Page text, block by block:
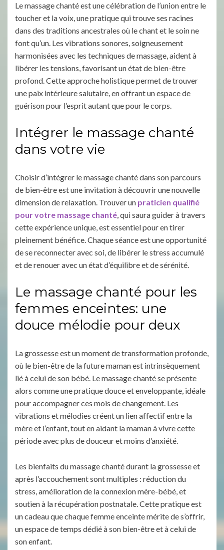
Le massage chanté est une célébration de l’union entre le
toucher et la voix, une pratique qui trouve ses racines
dans des traditions ancestrales où le chant et le soin ne
font qu’un. Les vibrations sonores, soigneusement
harmonisées avec les techniques de massage, aident à
libérer les tensions, favorisant un état de bien-être
profond. Cette approche holistique permet de trouver
une paix intérieure salutaire, en offrant un espace de
guérison pour l’esprit autant que pour le corps.
Intégrer le massage chanté
dans votre vie
Choisir d’intégrer le massage chanté dans son parcours
de bien-être est une invitation à découvrir une nouvelle
dimension de relaxation. Trouver un praticien qualifié
pour votre massage chanté, qui saura guider à travers
cette expérience unique, est essentiel pour en tirer
pleinement bénéfice. Chaque séance est une opportunité
de se reconnecter avec soi, de libérer le stress accumulé
et de renouer avec un état d’équilibre et de sérénité.
Le massage chanté pour les
femmes enceintes: une
douce mélodie pour deux
La grossesse est un moment de transformation profonde,
où le bien-être de la future maman est intrinsèquement
lié à celui de son bébé. Le massage chanté se présente
alors comme une pratique douce et enveloppante, idéale
pour accompagner ces mois de changement. Les
vibrations et mélodies créent un lien affectif entre la
mère et l’enfant, tout en aidant la maman à vivre cette
période avec plus de douceur et moins d’anxiété.
Les bienfaits du massage chanté durant la grossesse et
après l’accouchement sont multiples : réduction du
stress, amélioration de la connexion mère-bébé, et
soutien à la récupération postnatale. Cette pratique est
un cadeau que chaque femme enceinte mérite de s’offrir,
un espace de temps dédié à son bien-être et à celui de
son enfant.